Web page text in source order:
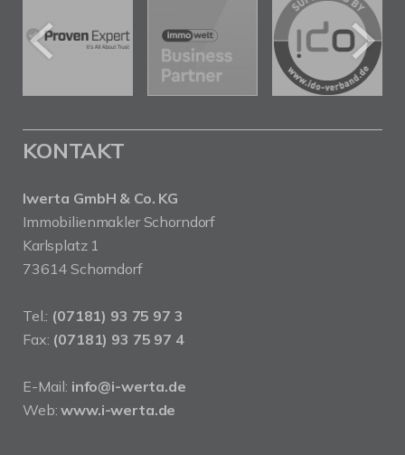
KONTAKT
Iwerta GmbH & Co. KG
Immobilienmakler Schorndorf
Karlsplatz 1
73614 Schorndorf
Tel.: (07181) 93 75 97 3
Fax: (07181) 93 75 97 4
E-Mail: info@i-werta.de
Web:www.i-werta.de